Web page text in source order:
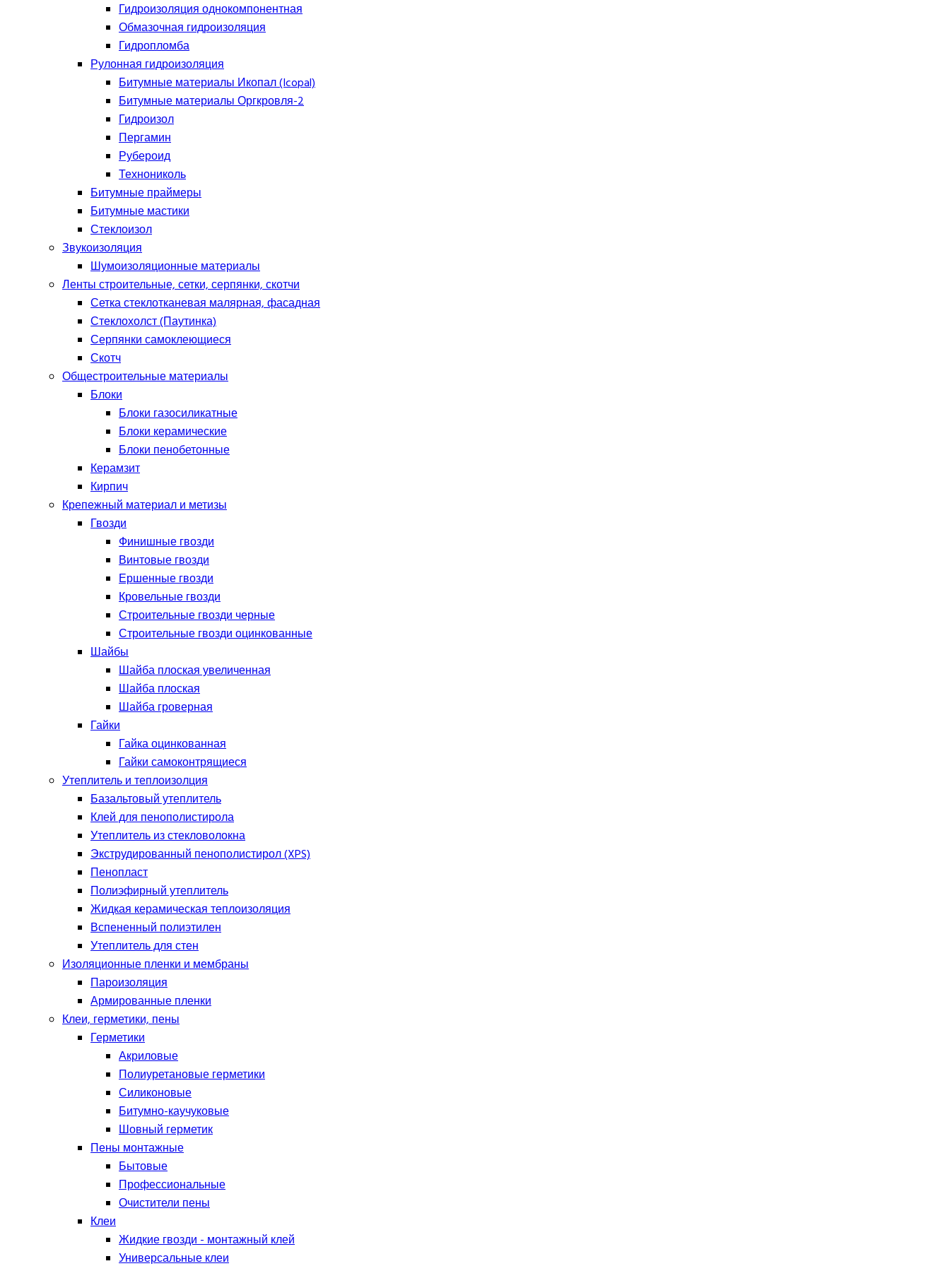
Гидроизоляция однокомпонентная
Обмазочная гидроизоляция
Гидропломба
Рулонная гидроизоляция
Битумные материалы Икопал (Icopal)
Битумные материалы Оргкровля-2
Гидроизол
Пергамин
Рубероид
Технониколь
Битумные праймеры
Битумные мастики
Стеклоизол
Звукоизоляция
Шумоизоляционные материалы
Ленты строительные, сетки, серпянки, скотчи
Сетка стеклотканевая малярная, фасадная
Стеклохолст (Паутинка)
Серпянки самоклеющиеся
Скотч
Общестроительные материалы
Блоки
Блоки газосиликатные
Блоки керамические
Блоки пенобетонные
Керамзит
Кирпич
Крепежный материал и метизы
Гвозди
Финишные гвозди
Винтовые гвозди
Ершенные гвозди
Кровельные гвозди
Строительные гвозди черные
Строительные гвозди оцинкованные
Шайбы
Шайба плоская увеличенная
Шайба плоская
Шайба гроверная
Гайки
Гайка оцинкованная
Гайки самоконтрящиеся
Утеплитель и теплоизолция
Базальтовый утеплитель
Клей для пенополистирола
Утеплитель из стекловолокна
Экструдированный пенополистирол (XPS)
Пенопласт
Полиэфирный утеплитель
Жидкая керамическая теплоизоляция
Вспененный полиэтилен
Утеплитель для стен
Изоляционные пленки и мембраны
Пароизоляция
Армированные пленки
Клеи, герметики, пены
Герметики
Акриловые
Полиуретановые герметики
Силиконовые
Битумно-каучуковые
Шовный герметик
Пены монтажные
Бытовые
Профессиональные
Очистители пены
Клеи
Жидкие гвозди - монтажный клей
Универсальные клеи